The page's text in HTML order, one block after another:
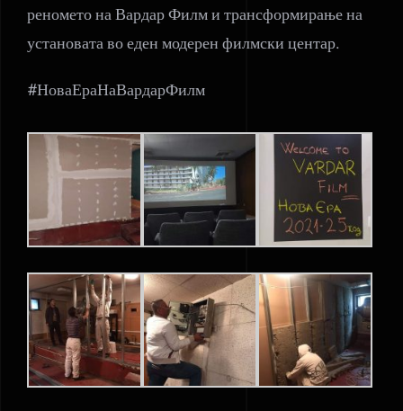
реномето на Вардар Филм и трансформирање на
установата во еден модерен филмски центар.
#НоваЕраНаВардарФилм